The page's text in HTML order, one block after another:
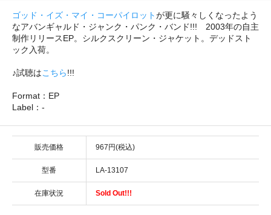
ゴッド・イズ・マイ・コーパイロットが更に騒々しくなったよう
なアバンギャルド・ジャンク・パンク・バンド!!! 2003年の自主
制作リリースEP。シルクスクリーン・ジャケット。デッドスト
ック入荷。
♪試聴はこちら!!!
Format：EP
Label：-
販売価格 967円(税込)
型番 LA-13107
在庫状況 Sold Out!!!